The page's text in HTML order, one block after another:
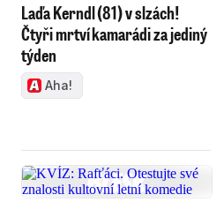
Laďa Kerndl (81) v slzách!
Čtyři mrtví kamarádi za jediný
týden
Aha!